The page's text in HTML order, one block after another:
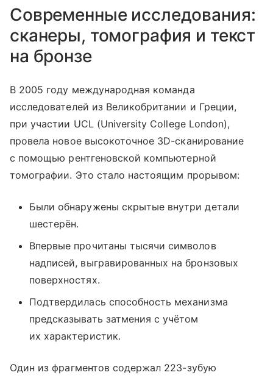
Современные исследования:
сканеры, томография и текст
на бронзе
В 2005 году международная команда
исследователей из Великобритании и Греции,
при участии UCL (University College London),
провела новое высокоточное 3D-сканирование
с помощью рентгеновской компьютерной
томографии. Это стало настоящим прорывом:
Были обнаружены скрытые внутри детали
шестерён.
Впервые прочитаны тысячи символов
надписей, выгравированных на бронзовых
поверхностях.
Подтвердилась способность механизма
предсказывать затмения с учётом
их характеристик.
Один из фрагментов содержал 223-зубую